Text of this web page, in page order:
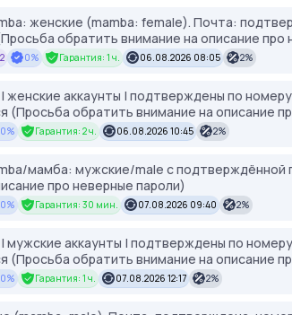
женские (mamba: female). Почта:
обратить внимание на описание про
2 0% Гарантия: 1 ч. 06.08.2026 08:05 2%
женские аккаунты | подтверждены по
(Просьба обратить внимание на описание
0% Гарантия: 2 ч. 06.08.2026 10:45 2%
мамба: мужские/male с подтверждённой
про неверные пароли)
0% Гарантия: 30 мин. 07.08.2026 09:40 2%
мужские аккаунты | подтверждены по
(Просьба обратить внимание на описание
0% Гарантия: 1 ч. 07.08.2026 12:17 2%